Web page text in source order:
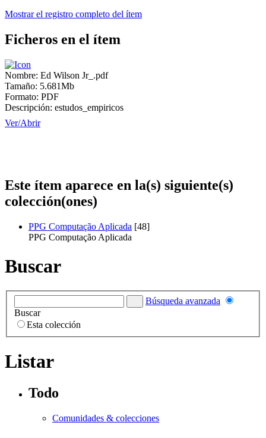
Mostrar el registro completo del ítem
Ficheros en el ítem
Nombre: Ed Wilson Jr_.pdf
Tamaño: 5.681Mb
Formato: PDF
Descripción: estudos_empiricos
Ver/Abrir
Este ítem aparece en la(s) siguiente(s)
colección(ones)
PPG Computação Aplicada [48]
PPG Computação Aplicada
Buscar
Búsqueda avanzada
Buscar
Esta colección
Listar
Todo
Comunidades & colecciones